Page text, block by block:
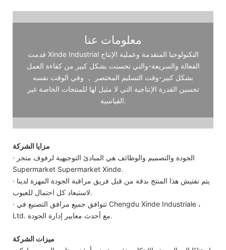
معلومات عنا
قدمت Xinde Industrial التكنولوجيا المتقدمة وعملية الإنتاج
الفعالة والسريعة-والتي تحسنت بشكل كبير من كفاءة العمل
بشكل كبير-وقت التسليم المختصر ， وفي الوقت نفسه
تحسين القدرة الإنتاجية التي لا مثيل لها للمنتجات الخاصة غير
القياسية.
مزايا الشركة
· الجودة والتصميم والوظائف هي المبادئ التوجيهية لرفوف متجر
Supermarket Supermarket Xinde.
· يتم تفتيش هذا المنتج بدقة من قبل فريق مراقبة الجودة المهرة لدينا
لاستبعاد كل احتمال للعيوب.
· تتوافق جميع مرافق التصنيع في Chengdu Xinde Industriale ،
Ltd. مع أحدث معايير إدارة الجودة.
ميزات الشركة